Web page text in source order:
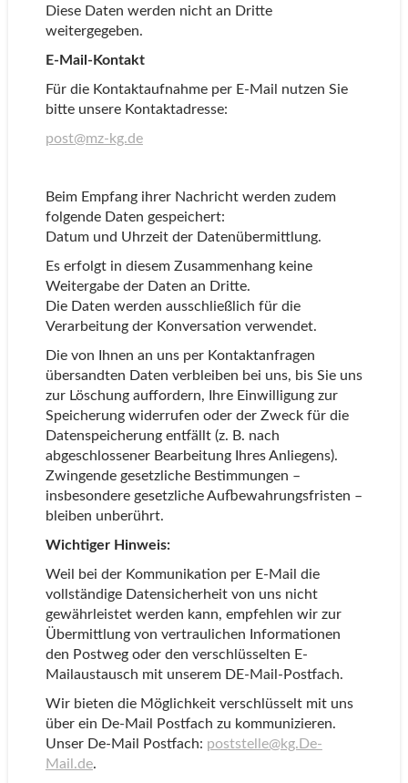
Diese Daten werden nicht an Dritte
weitergegeben.
E-Mail-Kontakt
Für die Kontaktaufnahme per E-Mail nutzen Sie
bitte unsere Kontaktadresse:
post@mz-kg.de
Beim Empfang ihrer Nachricht werden zudem
folgende Daten gespeichert:
Datum und Uhrzeit der Datenübermittlung.
Es erfolgt in diesem Zusammenhang keine
Weitergabe der Daten an Dritte.
Die Daten werden ausschließlich für die
Verarbeitung der Konversation verwendet.
Die von Ihnen an uns per Kontaktanfragen
übersandten Daten verbleiben bei uns, bis Sie uns
zur Löschung auffordern, Ihre Einwilligung zur
Speicherung widerrufen oder der Zweck für die
Datenspeicherung entfällt (z. B. nach
abgeschlossener Bearbeitung Ihres Anliegens).
Zwingende gesetzliche Bestimmungen –
insbesondere gesetzliche Aufbewahrungsfristen –
bleiben unberührt.
Wichtiger Hinweis:
Weil bei der Kommunikation per E-Mail die
vollständige Datensicherheit von uns nicht
gewährleistet werden kann, empfehlen wir zur
Übermittlung von vertraulichen Informationen
den Postweg oder den verschlüsselten E-
Mailaustausch mit unserem DE-Mail-Postfach.
Wir bieten die Möglichkeit verschlüsselt mit uns
über ein De-Mail Postfach zu kommunizieren.
Unser De-Mail Postfach: poststelle@kg.De-
Mail.de.